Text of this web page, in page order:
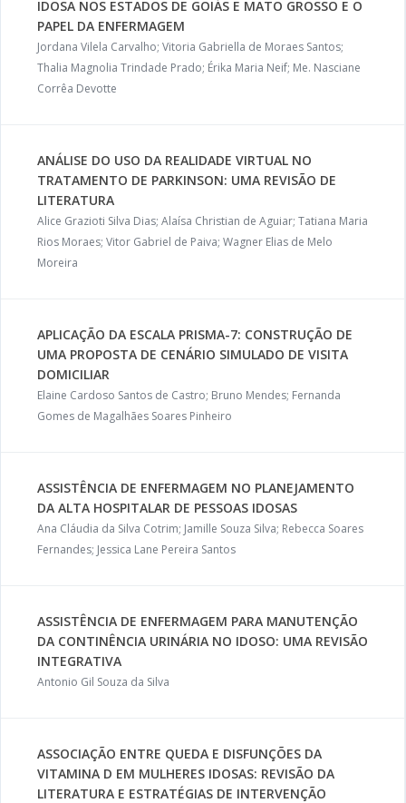
IDOSA NOS ESTADOS DE GOIÁS E MATO GROSSO E O
PAPEL DA ENFERMAGEM
Jordana Vilela Carvalho; Vitoria Gabriella de Moraes Santos;
Thalia Magnolia Trindade Prado; Érika Maria Neif; Me. Nasciane
Corrêa Devotte
ANÁLISE DO USO DA REALIDADE VIRTUAL NO
TRATAMENTO DE PARKINSON: UMA REVISÃO DE
LITERATURA
Alice Grazioti Silva Dias; Alaísa Christian de Aguiar; Tatiana Maria
Rios Moraes; Vitor Gabriel de Paiva; Wagner Elias de Melo
Moreira
APLICAÇÃO DA ESCALA PRISMA-7: CONSTRUÇÃO DE
UMA PROPOSTA DE CENÁRIO SIMULADO DE VISITA
DOMICILIAR
Elaine Cardoso Santos de Castro; Bruno Mendes; Fernanda
Gomes de Magalhães Soares Pinheiro
ASSISTÊNCIA DE ENFERMAGEM NO PLANEJAMENTO
DA ALTA HOSPITALAR DE PESSOAS IDOSAS
Ana Cláudia da Silva Cotrim; Jamille Souza Silva; Rebecca Soares
Fernandes; Jessica Lane Pereira Santos
ASSISTÊNCIA DE ENFERMAGEM PARA MANUTENÇÃO
DA CONTINÊNCIA URINÁRIA NO IDOSO: UMA REVISÃO
INTEGRATIVA
Antonio Gil Souza da Silva
ASSOCIAÇÃO ENTRE QUEDA E DISFUNÇÕES DA
VITAMINA D EM MULHERES IDOSAS: REVISÃO DA
LITERATURA E ESTRATÉGIAS DE INTERVENÇÃO